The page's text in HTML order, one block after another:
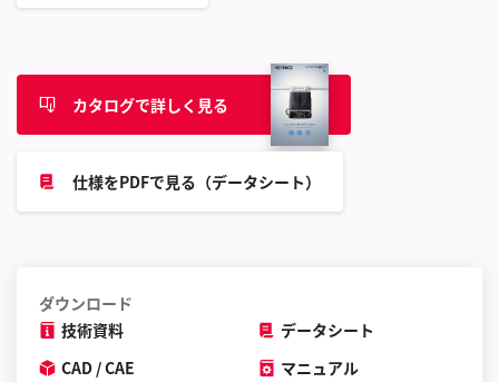
カタログで詳しく見る
仕様をPDFで見る（データシート）
ダウンロード
技術資料
データシート
CAD / CAE
マニュアル